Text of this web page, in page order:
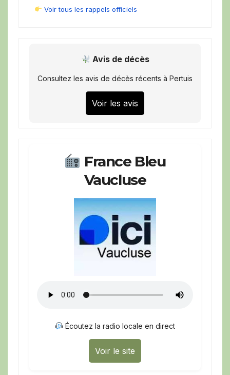
Voir tous les rappels officiels
Avis de décès
Consultez les avis de décès récents à Pertuis
Voir les avis
France Bleu
Vaucluse
Écoutez la radio locale en direct
Voir le site